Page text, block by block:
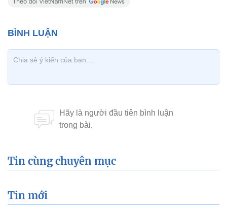
Tin cùng chuyên mục
Tin mới